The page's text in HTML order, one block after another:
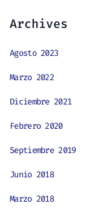
Archives
Agosto 2023
Marzo 2022
Diciembre 2021
Febrero 2020
Septiembre 2019
Junio 2018
Marzo 2018